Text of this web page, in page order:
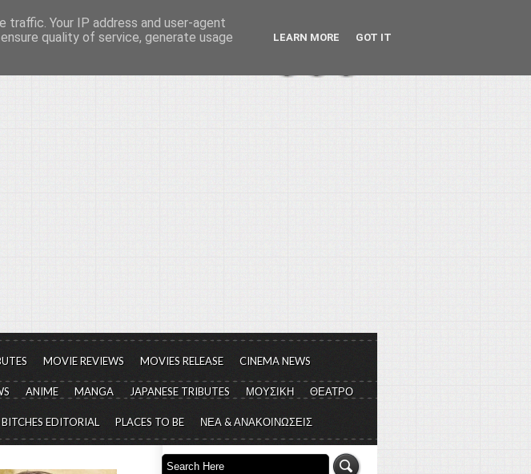
και έκταση...
MOVIE REVIEWS MOVIES RELEASE CINEMA NEWS
ANIME MANGA JAPANESE TRIBUTES ΜΟΥΣΙΚΗ ΘΕΑΤΡΟ
BITCHES EDITORIAL PLACES TO BE ΝΕΑ & ΑΝΑΚΟΙΝΩΣΕΙΣ
Your IP address and user-agent
quality of service, generate usage
LEARN MORE GOT IT